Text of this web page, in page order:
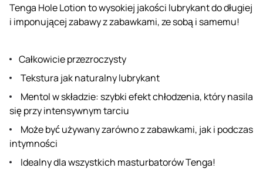
Tenga Hole Lotion to wysokiej jakości lubrykant do długiej
i imponującej zabawy z zabawkami, ze sobą i samemu!
Całkowicie przezroczysty
Tekstura jak naturalny lubrykant
Mentol w składzie: szybki efekt chłodzenia, który nasila
się przy intensywnym tarciu
Może być używany zarówno z zabawkami, jak i podczas
intymności
Idealny dla wszystkich masturbatorów Tenga!